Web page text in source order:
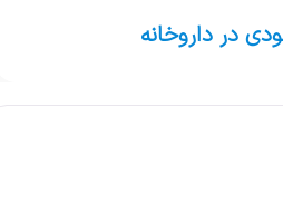
در داروخانه